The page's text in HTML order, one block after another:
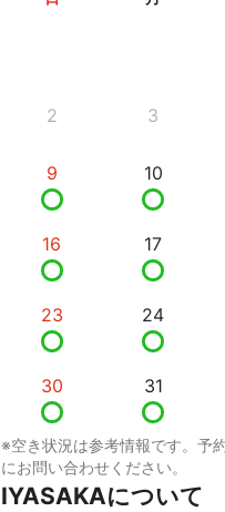
2 3
9 10
16 17
23 24
30 31
※空き状況は参考情報です。予
にお問い合わせください。
IYASAKAについて